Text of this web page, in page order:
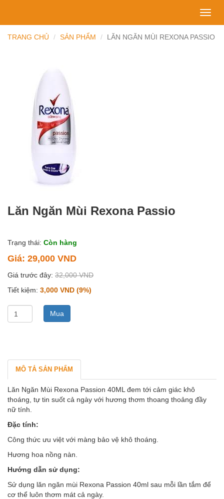
TRANG CHỦ
SẢN PHẨM LĂN NGĂN MÙI REXONA PASSIO
Lăn Ngăn Mùi Rexona Passio
Trạng thái: Còn hàng
Giá: 29,000 VND
Giá trước đây: 32,000 VND
Tiết kiệm: 3,000 VND (9%)
MÔ TẢ SẢN PHẨM
Lăn Ngăn Mùi Rexona Passion 40ML đem tới cảm giác khô
thoáng, tự tin suốt cả ngày với hương thơm thoang thoảng đầy
nữ tính.
Đặc tính:
Công thức ưu việt với màng bảo vệ khô thoáng.
Hương hoa nồng nàn.
Hướng dẫn sử dụng:
Sử dụng lăn ngăn mùi Rexona Passion 40ml sau mỗi lần tắm để
cơ thể luôn thơm mát cả ngày.